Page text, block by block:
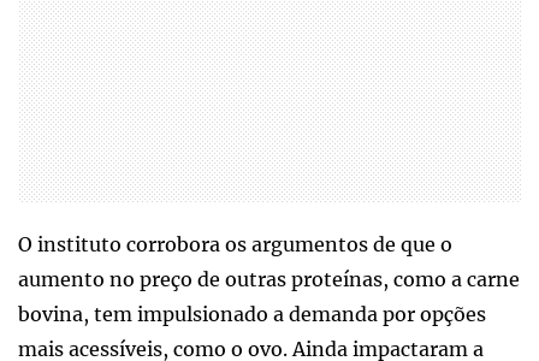
O instituto corrobora os argumentos de que o
aumento no preço de outras proteínas, como a carne
bovina, tem impulsionado a demanda por opções
mais acessíveis, como o ovo. Ainda impactaram a